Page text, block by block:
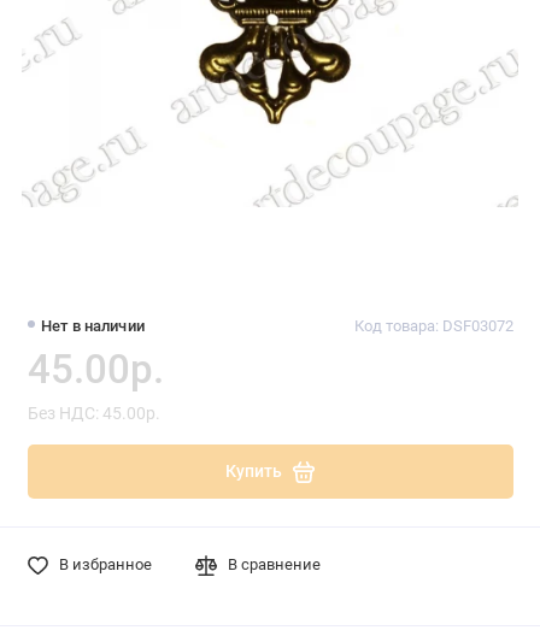
Нет в наличии Код товара: DSF03072
45.00р.
Без НДС: 45.00р.
Купить
В избранное В сравнение